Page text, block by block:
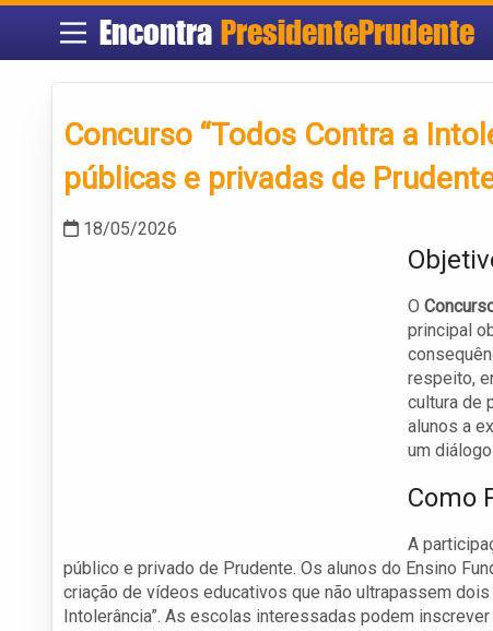
Encontra PresidentePrudente
Concurso “Todos Contra a
públicas e privadas de
18/05/2026
O
principal
respeito,
cultura de
alunos a
um
Como
A
público e privado de Prudente. Os alunos do Ensino
criação de vídeos educativos que não ultrapassem
Intolerância”. As escolas interessadas podem